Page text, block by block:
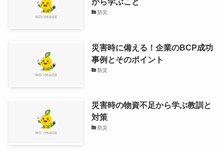
防災
災害時に備える！企業のBCP成功
事例とそのポイント
防災
災害時の物資不足から学ぶ教訓と
対策
防災